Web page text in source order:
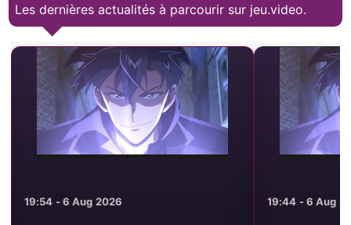
Les dernières actualités à parcourir sur jeu.video.
19:54 - 6 Aug 2026 19:44 - 6 Aug